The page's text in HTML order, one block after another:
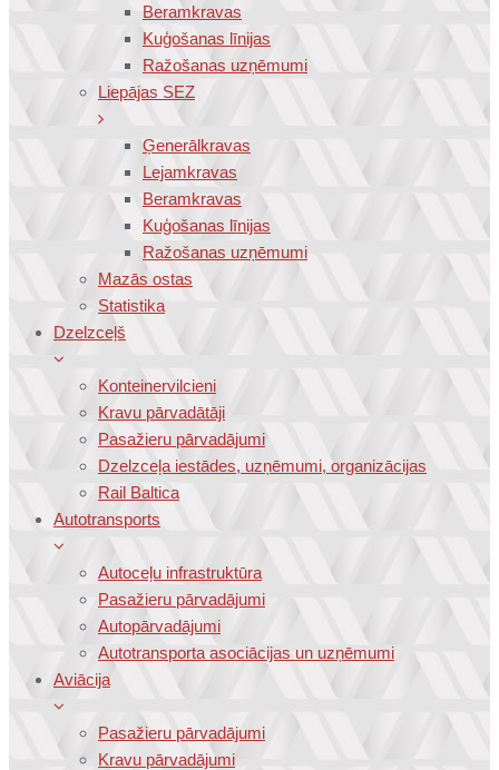
Beramkravas
Kuģošanas līnijas
Ražošanas uzņēmumi
Liepājas SEZ
Ģenerālkravas
Lejamkravas
Beramkravas
Kuģošanas līnijas
Ražošanas uzņēmumi
Mazās ostas
Statistika
Dzelzceļš
Konteinervilcieni
Kravu pārvadātāji
Pasažieru pārvadājumi
Dzelzceļa iestādes, uzņēmumi, organizācijas
Rail Baltica
Autotransports
Autoceļu infrastruktūra
Pasažieru pārvadājumi
Autopārvadājumi
Autotransporta asociācijas un uzņēmumi
Aviācija
Pasažieru pārvadājumi
Kravu pārvadājumi